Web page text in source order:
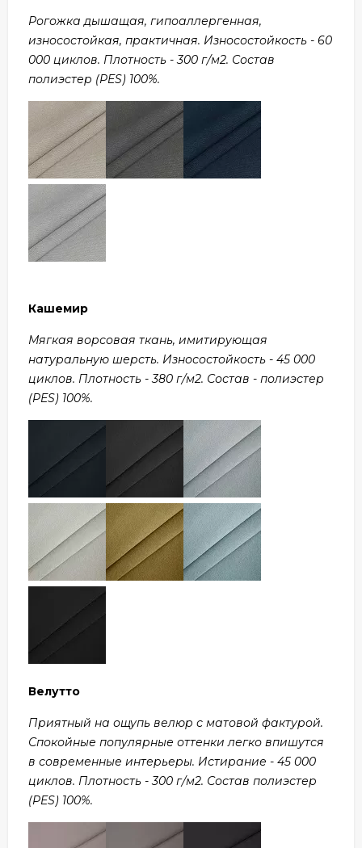
Рогожка дышащая, гипоаллергенная,
износостойкая, практичная. Износостойкость - 60
000 циклов. Плотность - 300 г/м2. Состав
полиэстер (PES) 100%.
Кашемир
Мягкая ворсовая ткань, имитирующая
натуральную шерсть. Износостойкость - 45 000
циклов. Плотность - 380 г/м2. Состав - полиэстер
(PES) 100%.
Велутто
Приятный на ощупь велюр с матовой фактурой.
Спокойные популярные оттенки легко впишутся
в современные интерьеры. Истирание - 45 000
циклов. Плотность - 300 г/м2. Состав полиэстер
(PES) 100%.